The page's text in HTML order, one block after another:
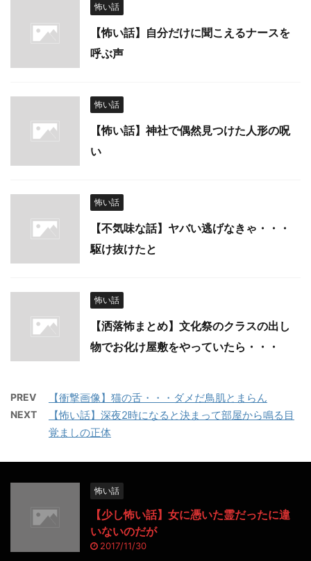
怖い話
【怖い話】自分だけに聞こえるナースを
呼ぶ声
怖い話
【怖い話】神社で偶然見つけた人形の呪
い
怖い話
【不気味な話】ヤバい逃げなきゃ・・・
駆け抜けたと
怖い話
【洒落怖まとめ】文化祭のクラスの出し
物でお化け屋敷をやっていたら・・・
PREV 【衝撃画像】猫の舌・・・ダメだ鳥肌とまらん
NEXT
【怖い話】深夜2時になると決まって部屋から鳴る目
覚ましの正体
怖い話
【少し怖い話】女に憑いた霊だったに違
いないのだが
2017/11/30